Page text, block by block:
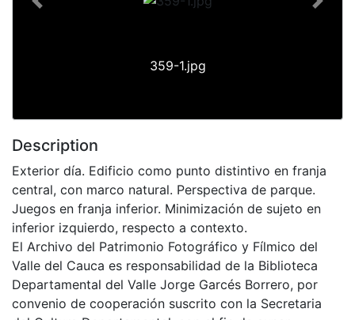
359-1.jpg
Previous Next
Description
Exterior día. Edificio como punto distintivo en franja
central, con marco natural. Perspectiva de parque.
Juegos en franja inferior. Minimización de sujeto en
inferior izquierdo, respecto a contexto.
El Archivo del Patrimonio Fotográfico y Fílmico del
Valle del Cauca es responsabilidad de la Biblioteca
Departamental del Valle Jorge Garcés Borrero, por
convenio de cooperación suscrito con la Secretaria